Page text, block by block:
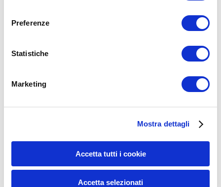
Preferenze
Statistiche
Marketing
Mostra dettagli
Accetta tutti i cookie
Accetta selezionati
15WORKOUT
Allenamento aerobico(16)
Allenamento Donne(75)